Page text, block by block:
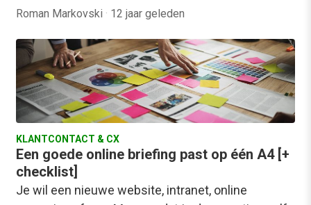
Roman Markovski · 12 jaar geleden
KLANTCONTACT & CX
Een goede online briefing past op één A4 [+
checklist]
Je wil een nieuwe website, intranet, online